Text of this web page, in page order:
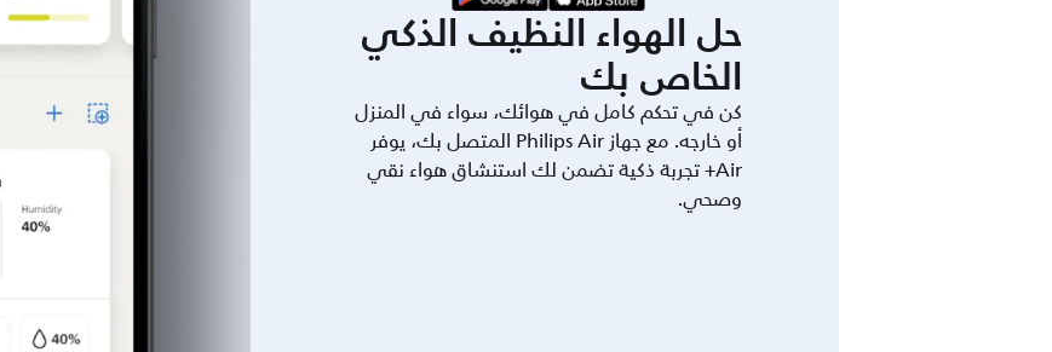
حل الهواء النظيف الذكي
الخاص بك
كن في تحكم كامل في هوائك، سواء في المنزل
أو خارجه. مع جهاز Philips Air المتصل بك، يوفر
Air+ تجربة ذكية تضمن لك استنشاق هواء نقي
وصحي.